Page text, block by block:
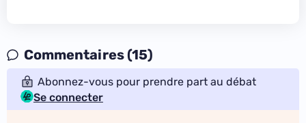
Commentaires (15)
Abonnez-vous pour prendre part au débat
Se connecter